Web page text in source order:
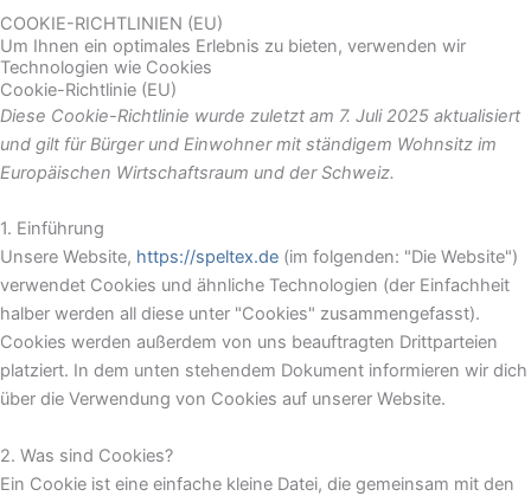
COOKIE-RICHTLINIEN (EU)
Um Ihnen ein optimales Erlebnis zu bieten, verwenden wir
Technologien wie Cookies
Cookie-Richtlinie (EU)
Diese Cookie-Richtlinie wurde zuletzt am 7. Juli 2025 aktualisiert
und gilt für Bürger und Einwohner mit ständigem Wohnsitz im
Europäischen Wirtschaftsraum und der Schweiz.
1. Einführung
Unsere Website, https://speltex.de (im folgenden: "Die Website")
verwendet Cookies und ähnliche Technologien (der Einfachheit
halber werden all diese unter "Cookies" zusammengefasst).
Cookies werden außerdem von uns beauftragten Drittparteien
platziert. In dem unten stehendem Dokument informieren wir dich
über die Verwendung von Cookies auf unserer Website.
2. Was sind Cookies?
Ein Cookie ist eine einfache kleine Datei, die gemeinsam mit den